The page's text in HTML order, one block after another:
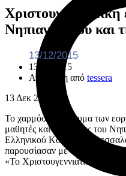
Νηπιαγωγείου και
13/12/2015
13/12/2015
Ανάρτηση από tessera
13 Δεκ 2015
Το χαρμόσυνο μήνυμα των
μαθητές και μαθήτριες του
Ελληνικού Κολλεγίου
παρουσίασαν με θέμα «Το
«Το Χριστουγεννιάτικο δώρο